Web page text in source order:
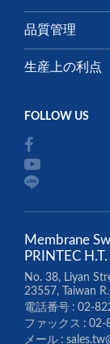
品質管理
生産上の利点
Membrane
PRINTEC
No. 38, Liyan
23557, Taiwan
電話番号
02-
ファックス
02-
メール